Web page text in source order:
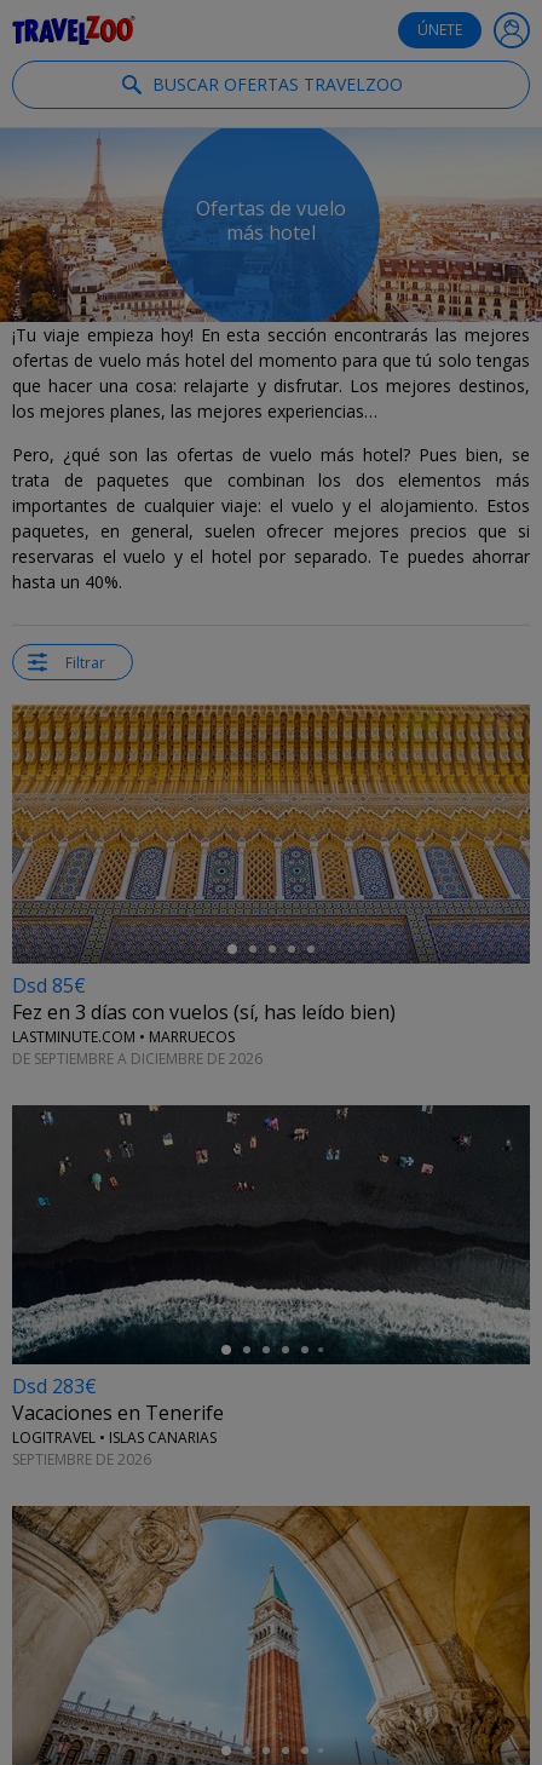
ÚNETE
BUSCAR OFERTAS TRAVELZOO
Ofertas de vuelo
más hotel
¡Tu viaje empieza hoy! En esta sección encontrarás las mejores
ofertas de vuelo más hotel del momento para que tú solo tengas
que hacer una cosa: relajarte y disfrutar. Los mejores destinos,
los mejores planes, las mejores experiencias…
Pero, ¿qué son las ofertas de vuelo más hotel? Pues bien, se
trata de paquetes que combinan los dos elementos más
importantes de cualquier viaje: el vuelo y el alojamiento. Estos
paquetes, en general, suelen ofrecer mejores precios que si
reservaras el vuelo y el hotel por separado. Te puedes ahorrar
hasta un 40%.
Filtrar
←
Dsd 85€
Fez en 3 días con vuelos (sí, has leído bien)
LASTMINUTE.COM • MARRUECOS
DE SEPTIEMBRE A DICIEMBRE DE 2026
←
Dsd 283€
Vacaciones en Tenerife
LOGITRAVEL • ISLAS CANARIAS
SEPTIEMBRE DE 2026